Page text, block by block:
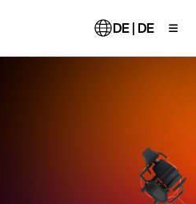
DE | DE